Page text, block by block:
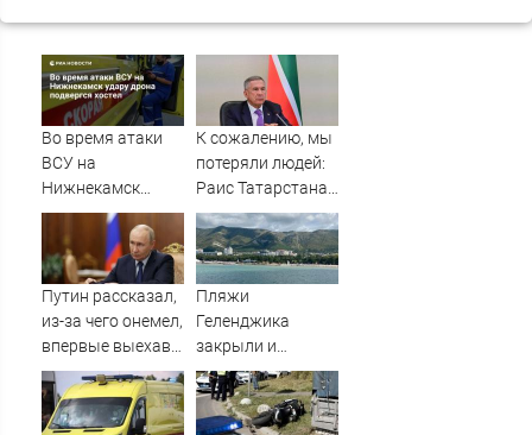
Во время атаки
ВСУ на
Нижнекамск
удару дрона
подвергся хостел
К сожалению, мы
потеряли людей:
Раис Татарстана
об атаке
вражеских БПЛА
по республике
10/08/2026 –
Новости
Путин рассказал,
из-за чего онемел,
впервые выехав
за пределы
Ленинграда
Пляжи
Геленджика
закрыли и
запретили выход
в море из-за
угрозы БПЛА и